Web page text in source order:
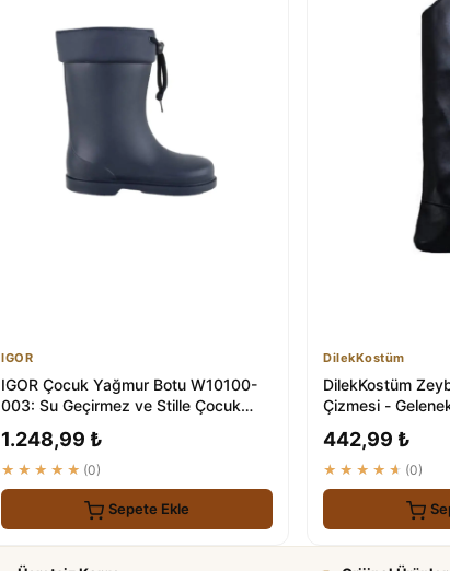
IGOR
IGOR Çocuk Yağmur Botu W10100-
003: Su Geçirmez ve Stille Çocuk
Ayakkabısı
1.248,99 ₺
★★★★★ (0)
Sepete Ekle
DilekKostüm
DilekKostüm
Çizmesi -
442,99 ₺
★★★★★ (0)